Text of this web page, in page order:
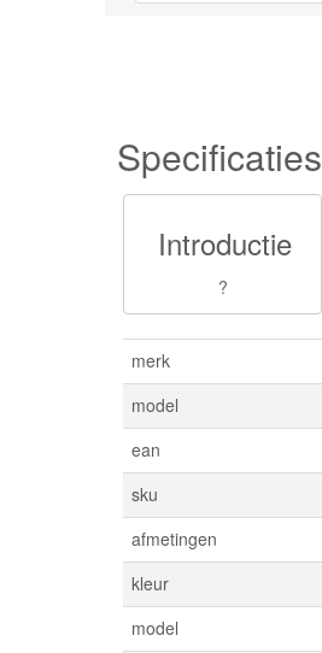
Specificaties
Introductie
?
merk
model
ean
sku
afmetingen
kleur
model